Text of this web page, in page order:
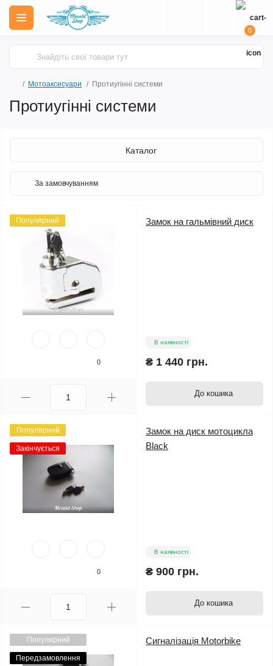
0
Мотоаксесуари Протиугінні системи
Протиугінні системи
Каталог
Популярний
0
Замок на гальмівний диск
В наявності
₴ 1 440 грн.
До кошика
Популярний
Закінчується
0
Замок на диск мотоцикла
Black
В наявності
₴ 900 грн.
До кошика
Популярний
Передзамовлення
Сигналізація Motorbike